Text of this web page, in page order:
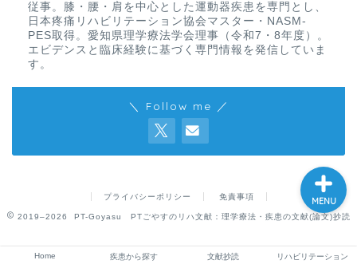
従事。膝・腰・肩を中心とした運動器疾患を専門とし、
日本疼痛リハビリテーション協会マスター・NASM-
PES取得。愛知県理学療法学会理事（令和7・8年度）。
エビデンスと臨床経験に基づく専門情報を発信していま
す。
＼ Follow me ／
プライバシーポリシー 免責事項
2019–2026 PT-Goyasu PTごやすのリハ文献：理学療法・疾患の文献(論文)抄読
Home 疾患から探す 文献抄読 リハビリテーション
MENU
疾患から探す
リハビリテーション